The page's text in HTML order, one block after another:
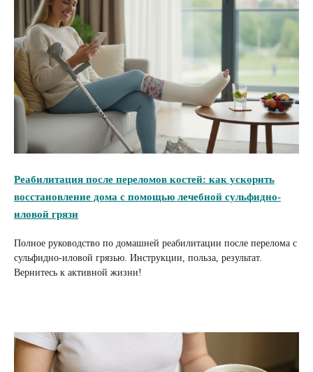
Реабилитация после переломов костей: как ускорить
восстановление дома с помощью лечебной сульфидно-
иловой грязи
Полное руководство по домашней реабилитации после перелома с
сульфидно-иловой грязью. Инструкции, польза, результат.
Вернитесь к активной жизни!